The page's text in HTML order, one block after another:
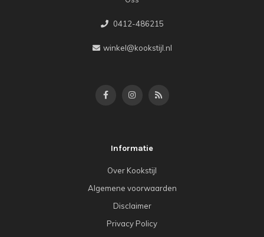
0412-486215
winkel@kookstijl.nl
Informatie
Over Kookstijl
Algemene voorwaarden
Disclaimer
Privacy Policy